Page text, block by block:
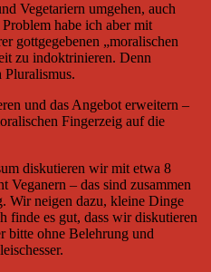
Vegetariern umgehen, auch
habe ich aber mit
gottgegebenen „moralischen
zu indoktrinieren. Denn
Pluralismus.
und das Angebot erweitern –
Fingerzeig auf die
diskutieren wir mit etwa 8
Veganern – das sind zusammen
Wir neigen dazu, kleine Dinge
finde es gut, dass wir diskutieren
bitte ohne Belehrung und